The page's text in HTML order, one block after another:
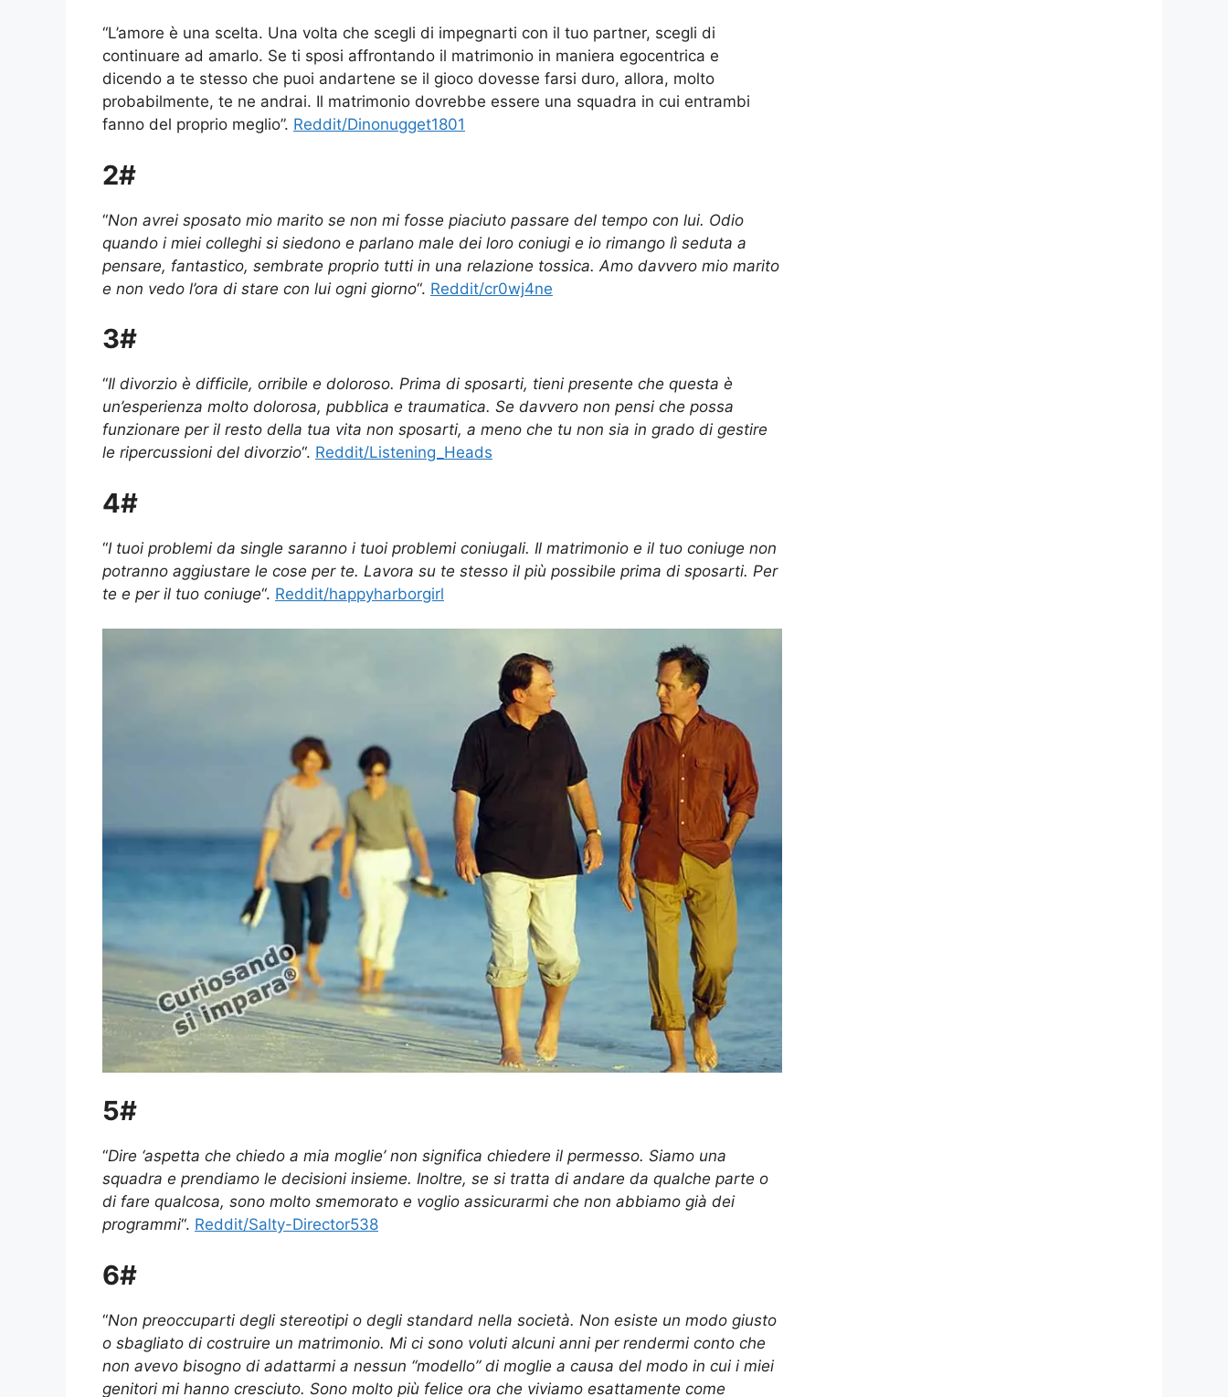
“L’amore è una scelta. Una volta che scegli di impegnarti con il tuo partner, scegli di
continuare ad amarlo. Se ti sposi affrontando il matrimonio in maniera egocentrica e
dicendo a te stesso che puoi andartene se il gioco dovesse farsi duro, allora, molto
probabilmente, te ne andrai. Il matrimonio dovrebbe essere una squadra in cui entrambi
fanno del proprio meglio”. Reddit/Dinonugget1801
2#
“Non avrei sposato mio marito se non mi fosse piaciuto passare del tempo con lui. Odio
quando i miei colleghi si siedono e parlano male dei loro coniugi e io rimango lì seduta a
pensare, fantastico, sembrate proprio tutti in una relazione tossica. Amo davvero mio marito
e non vedo l’ora di stare con lui ogni giorno“. Reddit/cr0wj4ne
3#
“Il divorzio è difficile, orribile e doloroso. Prima di sposarti, tieni presente che questa è
un’esperienza molto dolorosa, pubblica e traumatica. Se davvero non pensi che possa
funzionare per il resto della tua vita non sposarti, a meno che tu non sia in grado di gestire
le ripercussioni del divorzio“. Reddit/Listening_Heads
4#
“I tuoi problemi da single saranno i tuoi problemi coniugali. Il matrimonio e il tuo coniuge non
potranno aggiustare le cose per te. Lavora su te stesso il più possibile prima di sposarti. Per
te e per il tuo coniuge“. Reddit/happyharborgirl
5#
“Dire ‘aspetta che chiedo a mia moglie’ non significa chiedere il permesso. Siamo una
squadra e prendiamo le decisioni insieme. Inoltre, se si tratta di andare da qualche parte o
di fare qualcosa, sono molto smemorato e voglio assicurarmi che non abbiamo già dei
programmi“. Reddit/Salty-Director538
6#
“Non preoccuparti degli stereotipi o degli standard nella società. Non esiste un modo giusto
o sbagliato di costruire un matrimonio. Mi ci sono voluti alcuni anni per rendermi conto che
non avevo bisogno di adattarmi a nessun “modello” di moglie a causa del modo in cui i miei
genitori mi hanno cresciuto. Sono molto più felice ora che viviamo esattamente come